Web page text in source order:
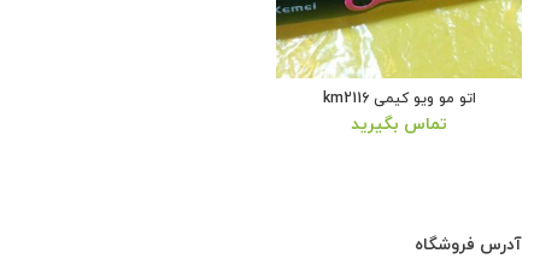
اتو مو ویو کیمی km2116
تماس بگیرید
آدرس فروشگاه